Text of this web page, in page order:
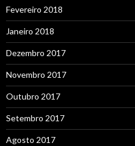
Fevereiro 2018
Janeiro 2018
Dezembro 2017
Novembro 2017
Outubro 2017
Setembro 2017
Agosto 2017